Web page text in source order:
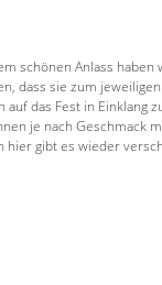
schönen Anlass haben
dass sie zum
das Fest in Einklang
je nach Geschmack
hier gibt es wieder